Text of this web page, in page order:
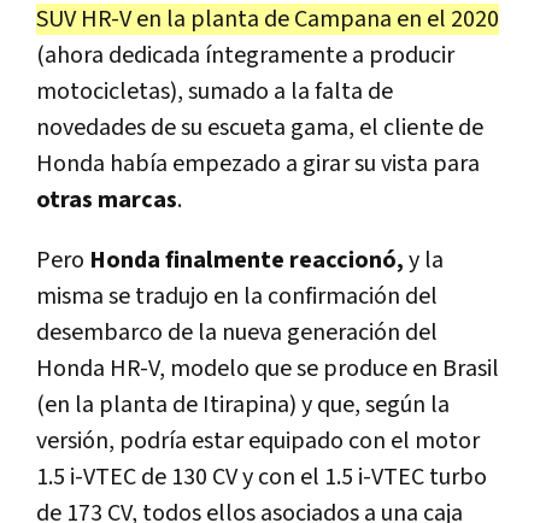
SUV HR-V en la planta de Campana en el 2020
(ahora dedicada íntegramente a producir
motocicletas), sumado a la falta de
novedades de su escueta gama, el cliente de
Honda había empezado a girar su vista para
otras marcas.
Pero Honda finalmente reaccionó,y la
misma se tradujo en la confirmación del
desembarco de la nueva generación del
Honda HR-V, modelo que se produce en Brasil
(en la planta de Itirapina) y que, según la
versión, podría estar equipado con el motor
1.5 i-VTEC de 130 CV y con el 1.5 i-VTEC turbo
de 173 CV, todos ellos asociados a una caja